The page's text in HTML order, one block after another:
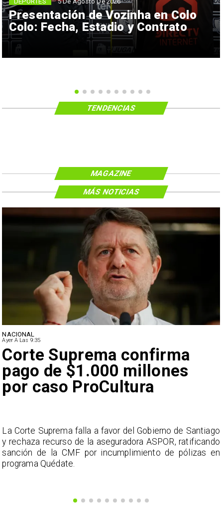
Presentación de Vozinha en Colo
Colo: Fecha, Estadio y Contrato
TENDENCIAS
MAGAZINE
NACIONAL
Ayer A Las 9:35
Corte Suprema confirma
pago de $1.000 millones
por caso ProCultura
La Corte Suprema falla a favor del Gobierno de Santiago
y rechaza recurso de la aseguradora ASPOR, ratificando
sanción de la CMF por incumplimiento de pólizas en
programa Quédate.
MÁS NOTICIAS